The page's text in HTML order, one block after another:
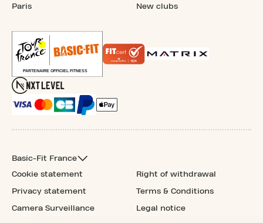
Paris New clubs
Basic-Fit France
Cookie statement
Privacy statement
Camera Surveillance
Right of withdrawal
Terms & Conditions
Legal notice